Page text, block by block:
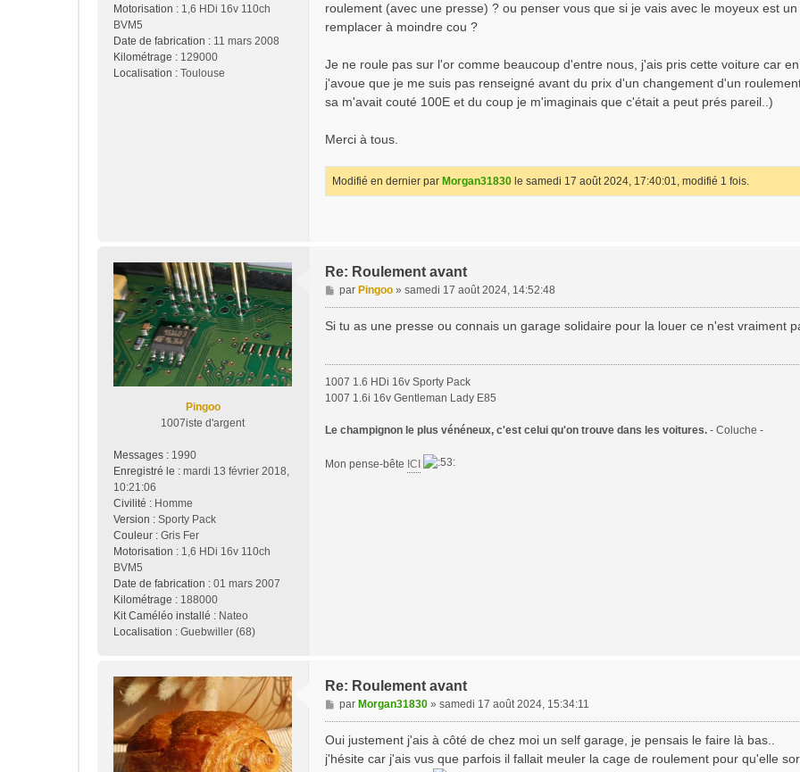
Motorisation : 1,6 HDi 16v 110ch
BVM5
Date de fabrication : 11 mars 2008
Kilométrage : 129000
Localisation : Toulouse
roulement (avec une presse) ? ou penser vous que si je vais avec le moyeux est
remplacer à moindre cou ?
Je ne roule pas sur l'or comme beaucoup d'entre nous, j'ais pris cette voiture car
j'avoue que je me suis pas renseigné avant du prix d'un changement d'un
sa m'avait couté 100E et du coup je m'imaginais que c'était a peut prés pareil..)
Merci à tous.
Modifié en dernier par Morgan31830 le samedi 17 août 2024, 17:40:01, modifié 1 fois.
Pingoo
1007iste d'argent
Messages : 1990
Enregistré le : mardi 13 février 2018,
10:21:06
Civilité : Homme
Version : Sporty Pack
Couleur : Gris Fer
Motorisation : 1,6 HDi 16v 110ch
BVM5
Date de fabrication : 01 mars 2007
Kilométrage : 188000
Kit Caméléo installé : Nateo
Localisation : Guebwiller (68)
Re: Roulement avant
M
e
s
e
par Pingoo» samedi 17 août 2024, 14:52:48
Si tu as une presse ou connais un garage solidaire pour la louer ce n'est vraiment
1007 1.6 HDi 16v Sporty Pack
1007 1.6i 16v Gentleman Lady E85
Le champignon le plus vénéneux, c'est celui qu'on trouve dans les voitures. - Coluche -
Mon pense-bête ICI
Re: Roulement avant
M
e
s
par Morgan31830» samedi 17 août 2024, 15:34:11
Oui justement j'ais à côté de chez moi un self garage, je pensais le faire là bas..
j'hésite car j'ais vus que parfois il fallait meuler la cage de roulement pour qu'elle